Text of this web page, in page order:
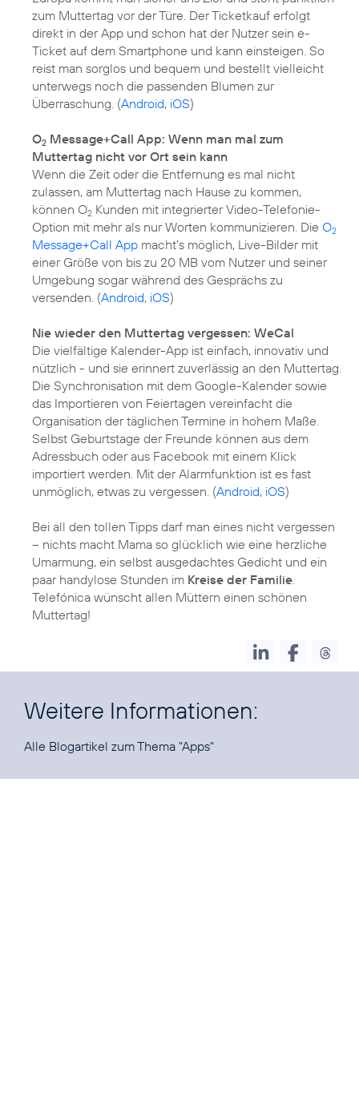
zum Muttertag vor der Türe. Der Ticketkauf erfolgt
direkt in der App und schon hat der Nutzer sein e-
Ticket auf dem Smartphone und kann einsteigen. So
reist man sorglos und bequem und bestellt vielleicht
unterwegs noch die passenden Blumen zur
Überraschung. (Android, iOS)
O2 Message+Call App: Wenn man mal zum
Muttertag nicht vor Ort sein kann
Wenn die Zeit oder die Entfernung es mal nicht
zulassen, am Muttertag nach Hause zu kommen,
können O2 Kunden mit integrierter Video-Telefonie-
Option mit mehr als nur Worten kommunizieren. Die O2
Message+Call App macht’s möglich, Live-Bilder mit
einer Größe von bis zu 20 MB vom Nutzer und seiner
Umgebung sogar während des Gesprächs zu
versenden. (Android, iOS)
Nie wieder den Muttertag vergessen: WeCal
Die vielfältige Kalender-App ist einfach, innovativ und
nützlich - und sie erinnert zuverlässig an den Muttertag.
Die Synchronisation mit dem Google-Kalender sowie
das Importieren von Feiertagen vereinfacht die
Organisation der täglichen Termine in hohem Maße.
Selbst Geburtstage der Freunde können aus dem
Adressbuch oder aus Facebook mit einem Klick
importiert werden. Mit der Alarmfunktion ist es fast
unmöglich, etwas zu vergessen. (Android, iOS)
Bei all den tollen Tipps darf man eines nicht vergessen
– nichts macht Mama so glücklich wie eine herzliche
Umarmung, ein selbst ausgedachtes Gedicht und ein
paar handylose Stunden im Kreise der Familie
Telefónica wünscht allen Müttern einen schönen
Muttertag!
Weitere Informationen:
Alle Blogartikel zum Thema "Apps"